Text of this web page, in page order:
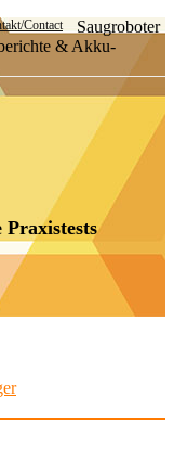
Contact
Saugroboter
& Akku-
Praxistests